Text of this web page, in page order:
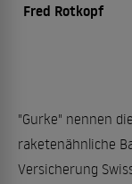
Fred Rotkopf
"Gurke" nennen
raketenähnliche
Versicherung